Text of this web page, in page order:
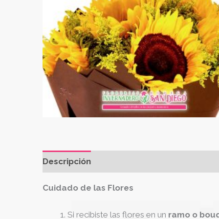
Descripción
Cuidado de las Flores
Si recibiste las flores en un ramo o